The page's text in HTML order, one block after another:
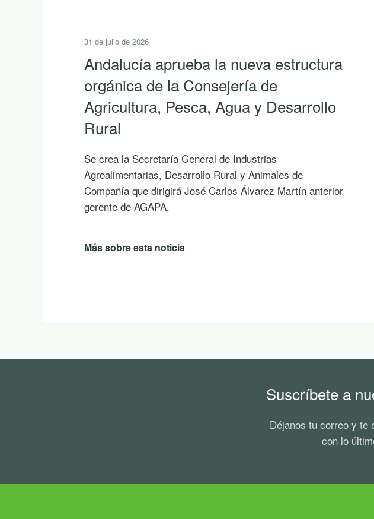
31 de julio de 2026
Andalucía aprueba la nueva estructura
orgánica de la Consejería de
Agricultura, Pesca, Agua y Desarrollo
Rural
Se crea la Secretaría General de Industrias
Agroalimentarias, Desarrollo Rural y Animales de
Compañía que dirigirá José Carlos Álvarez Martín anterior
gerente de AGAPA.
Más sobre esta noticia
Suscríbete a
Déjanos tu correo y te
con lo